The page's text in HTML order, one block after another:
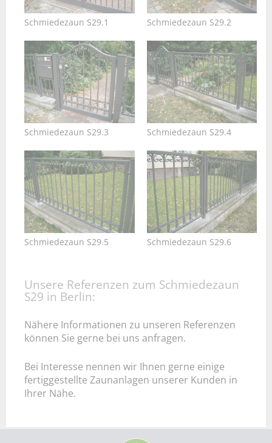
Schmiedezaun S29.1 Schmiedezaun S29.2
Schmiedezaun S29.3 Schmiedezaun S29.4
Schmiedezaun S29.5 Schmiedezaun S29.6
Unsere Referenzen zum Schmiedezaun
S29 in Berlin:
Nähere Informationen zu unseren Referenzen
können Sie gerne bei uns anfragen.
Bei Interesse nennen wir Ihnen gerne einige
fertiggestellte Zaunanlagen unserer Kunden in
Ihrer Nähe.